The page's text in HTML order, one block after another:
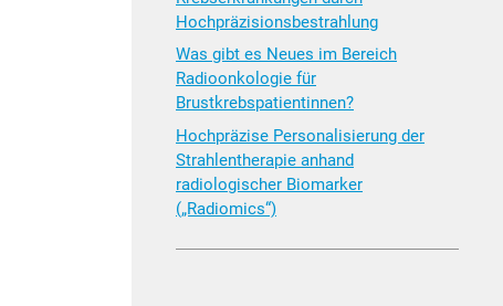
Hochpräzisionsbestrahlung
Was gibt es Neues im Bereich
Radioonkologie für
Brustkrebspatientinnen?
Hochpräzise Personalisierung der
Strahlentherapie anhand
radiologischer Biomarker
(„Radiomics“)